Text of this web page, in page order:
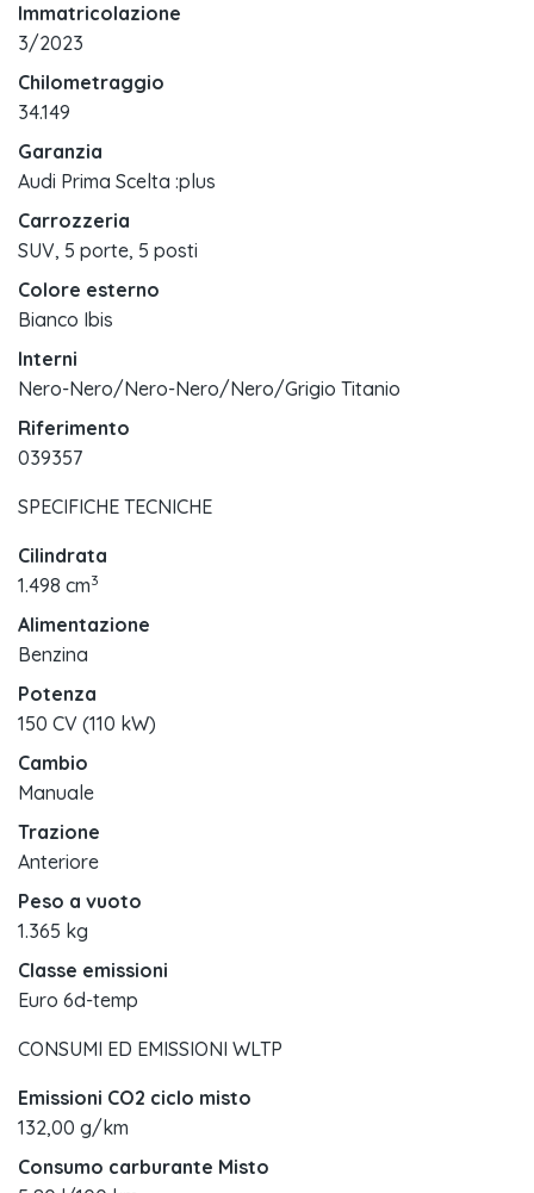
Immatricolazione
3/2023
Chilometraggio
34.149
Garanzia
Audi Prima Scelta :plus
Carrozzeria
SUV, 5 porte, 5 posti
Colore esterno
Bianco Ibis
Interni
Nero-Nero/Nero-Nero/Nero/Grigio Titanio
Riferimento
039357
SPECIFICHE TECNICHE
Cilindrata
1.498 cm3
Alimentazione
Benzina
Potenza
150 CV (110 kW)
Cambio
Manuale
Trazione
Anteriore
Peso a vuoto
1.365 kg
Classe emissioni
Euro 6d-temp
CONSUMI ED EMISSIONI WLTP
Emissioni CO2 ciclo misto
132,00 g/km
Consumo carburante Misto